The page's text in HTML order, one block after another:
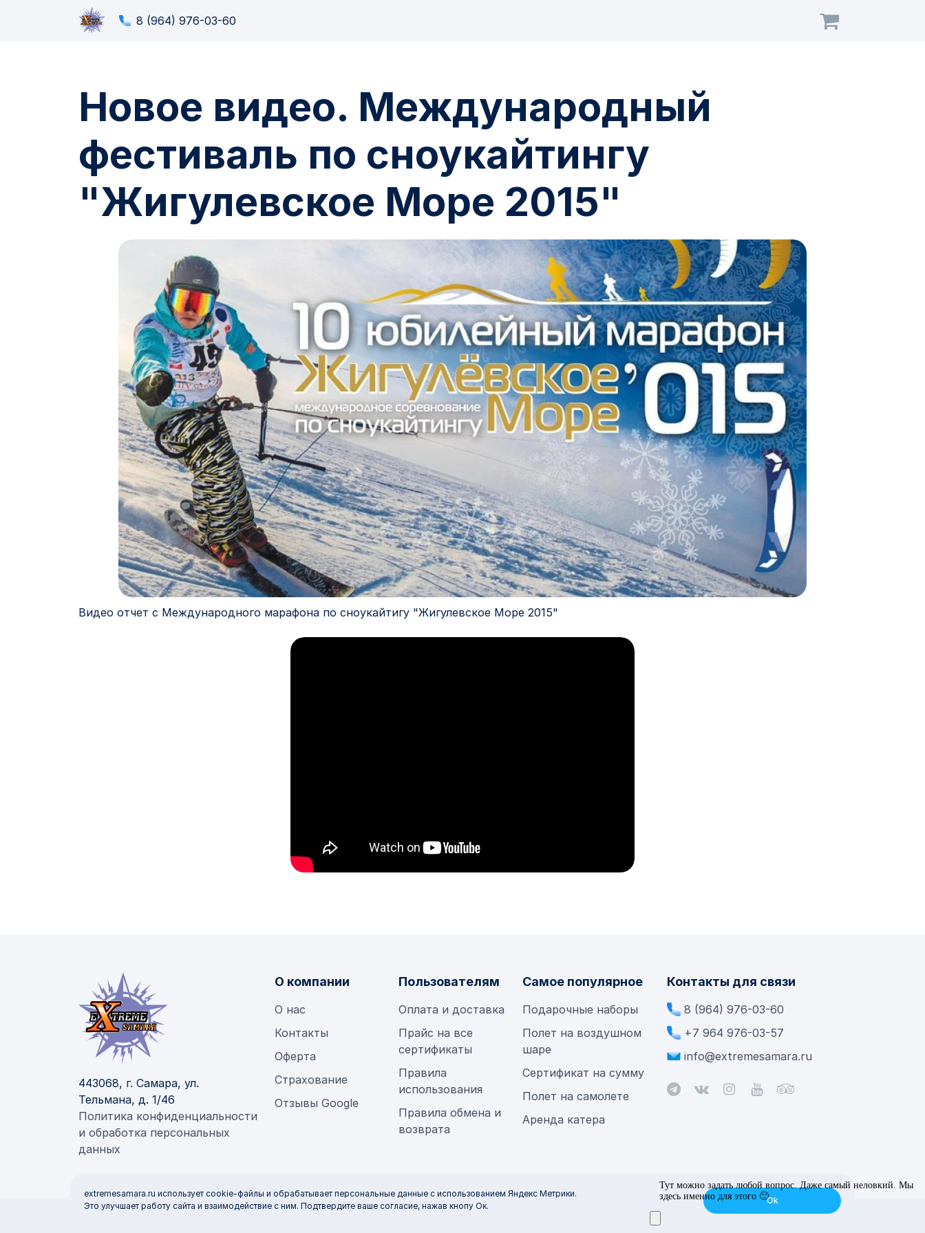
extremesamara.ru использует cookie-файлы и обрабатывает персональные данные с использованием Яндекс Метрики.
Это улучшает работу сайта и взаимодействие с ним. Подтвердите ваше согласие, нажав кнопу Ок.
8 (964) 976-03-60
Новое видео. Международный
фестиваль по сноукайтингу
"Жигулевское Море 2015"
Видео отчет с Международного марафона по сноукайтигу "Жигулевское Море 2015"
443068, г. Самара, ул.
Тельмана, д. 1/46
Политика конфиденциальности
и обработка персональных
данных
О компании
О нас
Контакты
Оферта
Страхование
Отзывы Google
Пользователям
Оплата и доставка
Прайс на все
сертификаты
Правила
использования
Правила обмена и
возврата
Самое популярное
Подарочные наборы
Полет на воздушном
шаре
Сертификат на сумму
Полет на самолете
Аренда катера
Контакты для связи
8 (964) 976-03-60
+7 964 976-03-57
info@extremesamara.ru